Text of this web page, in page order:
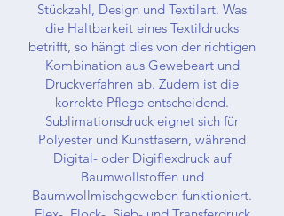
Stückzahl, Design und Textilart. Was
die Haltbarkeit eines Textildrucks
betrifft, so hängt dies von der richtigen
Kombination aus Gewebeart und
Druckverfahren ab. Zudem ist die
korrekte Pflege entscheidend.
Sublimationsdruck eignet sich für
Polyester und Kunstfasern, während
Digital- oder Digiflexdruck auf
Baumwollstoffen und
Baumwollmischgeweben funktioniert.